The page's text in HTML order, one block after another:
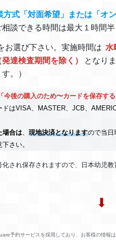
方式「対面希望」または「オン
談できる時間は最大１時間半
お選び下さい。実施時間は 水
達検査期間を除く）
となり
。）
「今後の購入のため〜カードを保存す
ドはVISA、MASTER、JCB、
場合は
現地決済となりますので当日
さい。
され保存されますので、日本幼児
⬇︎
予約サービスを採用しており、お客様の情報